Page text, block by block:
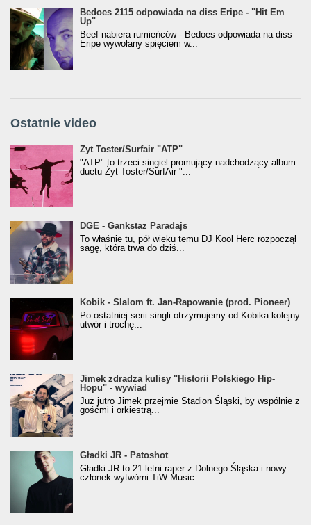
Bedoes 2115 odpowiada na diss Eripe - "Hit Em
Up"
Beef nabiera rumieńców - Bedoes odpowiada na diss
Eripe wywołany spięciem w...
Ostatnie video
Żyt Toster/SurfAir - ATP VIDEO
Żyt Toster/Surfair "ATP"
"ATP" to trzeci singiel promujący nadchodzący album
duetu Żyt Toster/SurfAir "...
donGURALesko z nagrodą za
Klasyczny/Trueschoolowy Album Roku
(Popkillery 2023)
DGE - Gankstaz Paradajs
To właśnie tu, pół wieku temu DJ Kool Herc rozpoczął
sagę, która trwa do dziś...
Kobik - Slalom ft. Jan-Rapowanie (prod. Pioneer)
[Official Music Visualiser]
Kobik - Slalom ft. Jan-Rapowanie (prod. Pioneer)
Po ostatniej serii singli otrzymujemy od Kobika kolejny
utwór i trochę...
Jimek zdradza kulisy "Historii Polskiego Hip-
Hopu" - wywiad
Jimek zdradza kulisy "Historii Polskiego Hip-
Hopu" - wywiad
Już jutro Jimek przejmie Stadion Śląski, by wspólnie z
gośćmi i orkiestrą...
Gładki JR - Patoshot
Gładki JR - Patoshot
Gładki JR to 21-letni raper z Dolnego Śląska i nowy
członek wytwórni TiW Music...